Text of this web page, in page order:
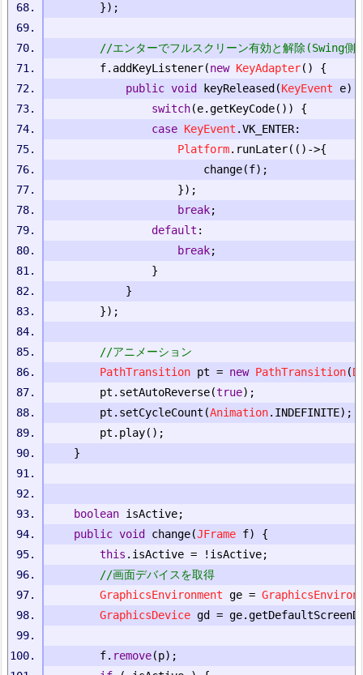
});
//エンターでフルスクリーン有効と解除(Swing側
		f
. addKeyListener(new KeyAdapter()
{
public void keyReleased (KeyEvent e)
switch(e.getKeyCode())
{
case KeyEvent .VK_ENTER:
Platform. runLater(()->{
						change
(f);
});
break;
default :
break;
}
}
});
//アニメーション
PathTransition pt = new PathTransition(
		pt
. setAutoReverse(true);
		pt
. setCycleCount (Animation. INDEFINITE);
		pt
. play();
}
boolean isActive;
public void change(JFrame f)
{
this . isActive = ! isActive;
//画面デバイスを取得
GraphicsEnvironment ge =
GraphicsDevice gd = ge.
		f
. remove(p);